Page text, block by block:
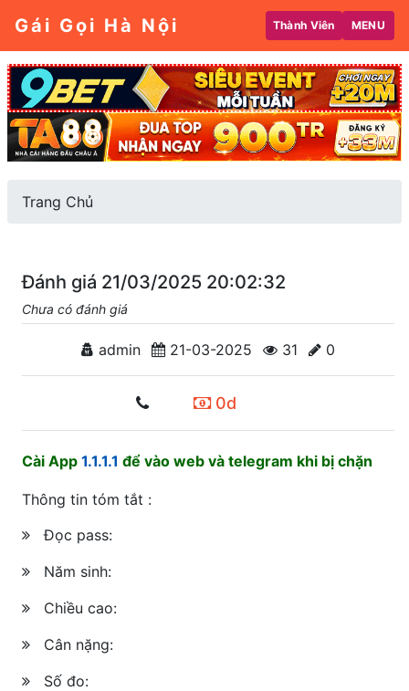
Gái Gọi Hà Nội Thành Viên MENU
Trang Chủ
Đánh giá 21/03/2025 20:02:32
Chưa có đánh giá
admin 21-03-2025 31 0
0d
Cài App 1.1.1.1 để vào web và telegram khi bị chặn
Thông tin tóm tắt :
Đọc pass:
Năm sinh:
Chiều cao:
Cân nặng:
Số đo: